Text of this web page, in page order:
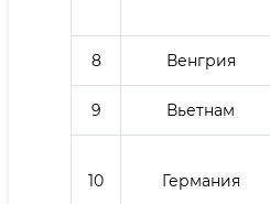
8 Венгрия
9 Вьетнам
10 Германия